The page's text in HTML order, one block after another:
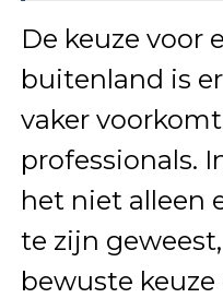
De keuze voor
buitenland is
vaker
professionals.
het niet alleen
te zijn
bewuste